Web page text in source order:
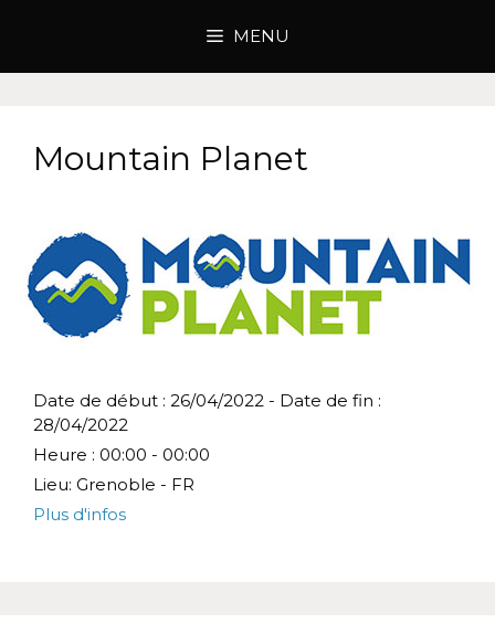
MENU
Mountain Planet
Date de début : 26/04/2022 - Date de fin :
28/04/2022
Heure : 00:00 - 00:00
Lieu: Grenoble - FR
Plus d'infos